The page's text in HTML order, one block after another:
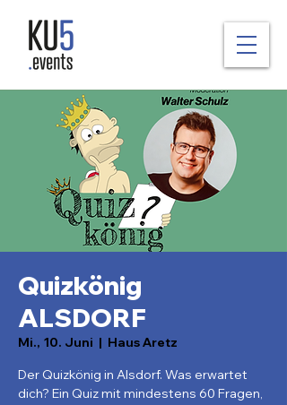
Quizkönig
ALSDORF
Mi., 10. Juni
  |
Haus Aretz
Der Quizkönig in Alsdorf. Was erwartet
dich? Ein Quiz mit mindestens 60 Fragen,